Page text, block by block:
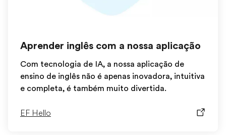
Aprender inglês com a nossa aplicação
Com tecnologia de IA, a nossa aplicação de
ensino de inglês não é apenas inovadora, intuitiva
e completa, é também muito divertida.
EF Hello